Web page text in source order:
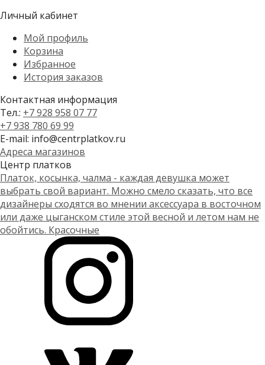
Личный кабинет
Мой профиль
Корзина
Избранное
История заказов
Контактная информация
Тел.: +7 928 958 07 77
+7 938 780 69 99
E-mail: info@centrplatkov.ru
Адреса магазинов
Центр платков
Платок, косынка, чалма - каждая девушка может
выбрать свой вариант. Можно смело сказать, что все
дизайнеры сходятся во мнении аксессуара в восточном
или даже цыганском стиле этой весной и летом нам не
обойтись. Красочные